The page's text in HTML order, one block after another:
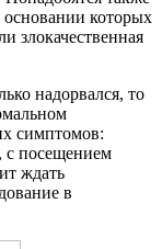
основании которых
злокачественная
надорвался, то
симптомов:
с посещением
ждать
в